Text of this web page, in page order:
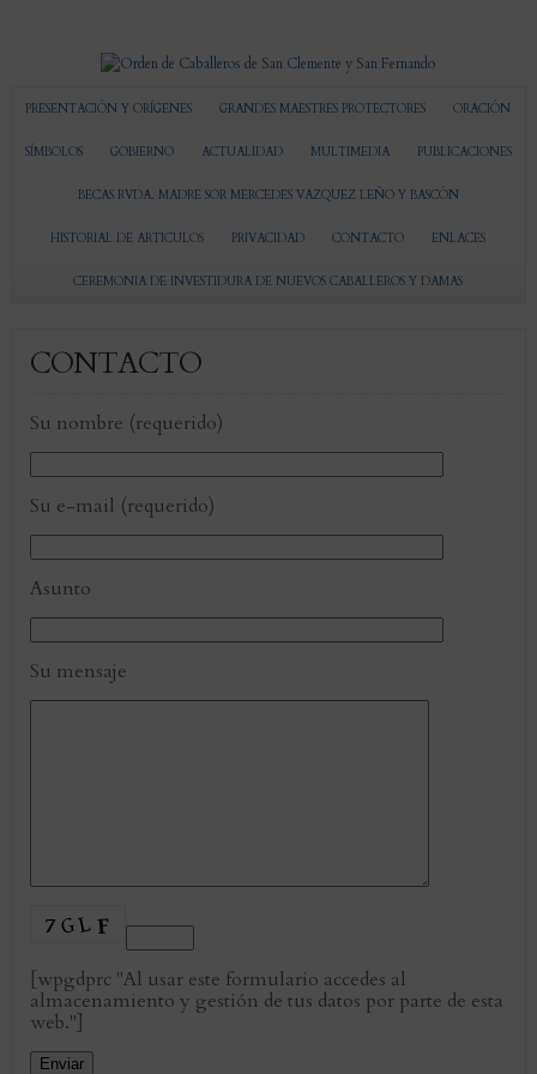
PRESENTACIÓN Y ORÍGENES GRANDES MAESTRES PROTECTORES ORACIÓN
SÍMBOLOS GOBIERNO ACTUALIDAD MULTIMEDIA PUBLICACIONES
BECAS RVDA. MADRE SOR MERCEDES VAZQUEZ LEÑO Y BASCÓN
HISTORIAL DE ARTICULOS PRIVACIDAD CONTACTO ENLACES
CEREMONIA DE INVESTIDURA DE NUEVOS CABALLEROS Y DAMAS
CONTACTO
Su nombre (requerido)
Su e-mail (requerido)
Asunto
Su mensaje
[wpgdprc "Al usar este formulario accedes al
almacenamiento y gestión de tus datos por parte de esta
web."]